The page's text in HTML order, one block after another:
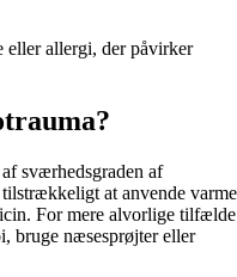
eller allergi, der påvirker
sværhedsgraden af
at anvende varme
For mere alvorlige tilfælde
bruge næsesprøjter eller